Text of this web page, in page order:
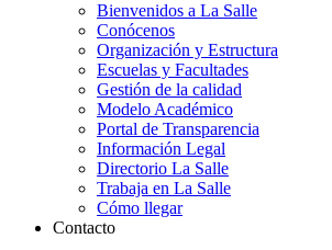
Bienvenidos a La Salle
Conócenos
Organización y Estructura
Escuelas y Facultades
Gestión de la calidad
Modelo Académico
Portal de Transparencia
Información Legal
Directorio La Salle
Trabaja en La Salle
Cómo llegar
Contacto